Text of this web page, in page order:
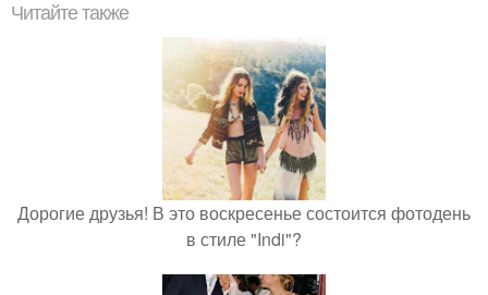
Читайте также
Дорогие друзья! В это воскресенье состоится фотодень
в стиле "Indi"?